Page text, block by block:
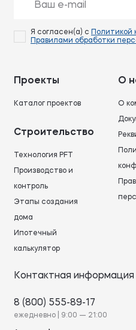
Я согласен(а) с Политикой
Правилами обработки
Проекты
Каталог проектов
Строительство
Технология PFT
Производство и
контроль
Этапы создания
дома
Ипотечный
калькулятор
О
О
Контактная информация
8 (800) 555-89-17
ежедневно | 9:00 — 21:00